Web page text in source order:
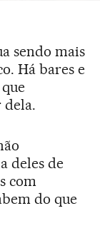
sendo mais
Há bares e
dela.
deles de
com
do que